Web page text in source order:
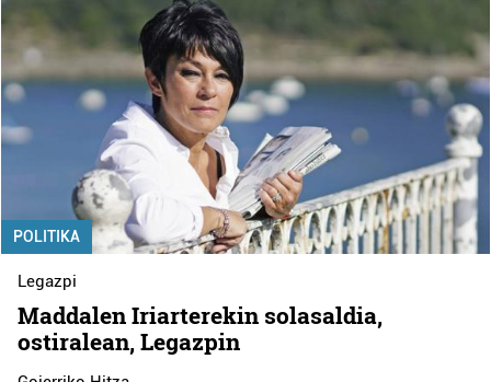
POLITIKA
Legazpi
Maddalen Iriarterekin solasaldia,
ostiralean, Legazpin